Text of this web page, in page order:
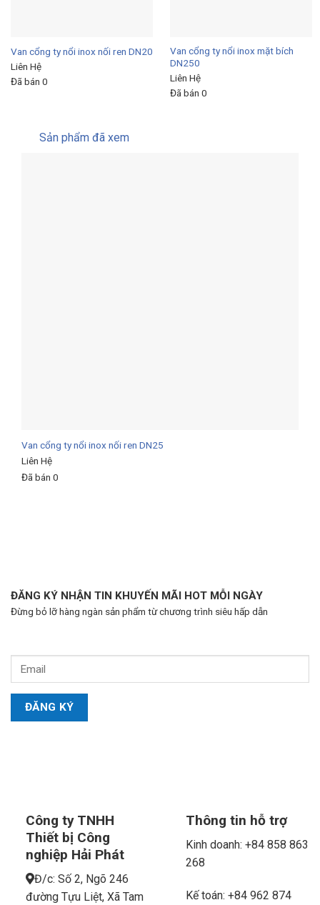
Van cổng ty nổi inox nối ren DN20
Liên Hệ
Đã bán 0
Van cổng ty nổi inox mặt bích
DN250
Liên Hệ
Đã bán 0
Sản phẩm đã xem
Van cổng ty nổi inox nối ren DN25
Liên Hệ
Đã bán 0
ĐĂNG KÝ NHẬN TIN KHUYẾN MÃI HOT MỖI NGÀY
Đừng bỏ lỡ hàng ngàn sản phẩm từ chương trình siêu hấp dẫn
Công ty TNHH
Thiết bị Công
nghiệp Hải Phát
Đ/c: Số 2, Ngõ 246
đường Tựu Liệt, Xã Tam
Thông tin hỗ trợ
Kinh doanh: +84 858 863
268
Kế toán: +84 962 874